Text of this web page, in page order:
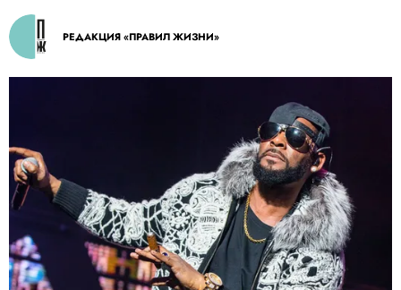
РЕДАКЦИЯ «ПРАВИЛ ЖИЗНИ»